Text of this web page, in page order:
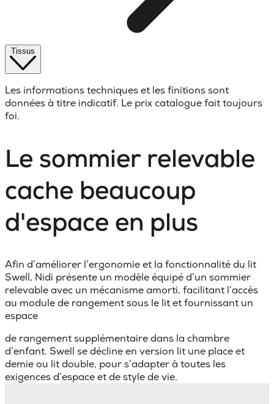
Les informations techniques et les finitions sont
données à titre indicatif. Le prix catalogue fait toujours
foi.
Le sommier relevable
cache beaucoup
d'espace en plus
Afin d’améliorer l’ergonomie et la fonctionnalité du lit
Swell, Nidi présente un modèle équipé d’un sommier
relevable avec un mécanisme amorti, facilitant l’accès
au module de rangement sous le lit et fournissant un
espace
de rangement supplémentaire dans la chambre
d’enfant. Swell se décline en version lit une place et
demie ou lit double, pour s’adapter à toutes les
exigences d’espace et de style de vie.